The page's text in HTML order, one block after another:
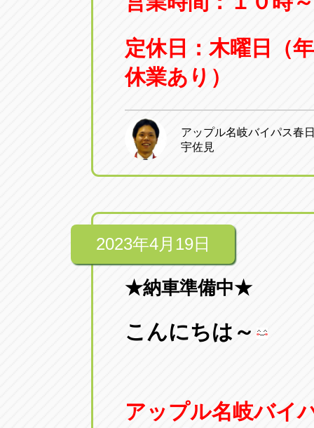
定休日：木曜日（
休業あり）
アップル名岐バイパス春
宇佐見
2023年4月19日
★納車準備中★
こんにちは～
アップル名岐バイ